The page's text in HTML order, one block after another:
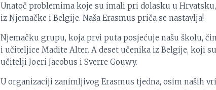
Unatoč problemima koje su imali pri dolasku u
iz Njemačke i Belgije. Naša Erasmus priča se nastavlja!
Njemačku grupu, koja prvi puta posjećuje našu školu,
i učiteljice Madite Alter. A deset učenika iz Belgije, koji
učitelji Joeri Jacobus i Sverre Gouwy.
U organizaciji zanimljivog Erasmus tjedna, osim naših